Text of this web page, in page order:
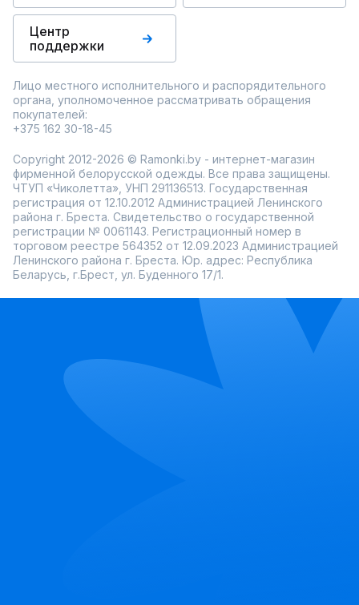
Центр
поддержки
Лицо местного исполнительного и распорядительного
органа, уполномоченное рассматривать обращения
покупателей:
+375 162 30-18-45
Copyright 2012-2026 © Ramonki.by - интернет-магазин
фирменной белорусской одежды. Все права защищены.
ЧТУП «Чиколетта», УНП 291136513. Государственная
регистрация от 12.10.2012 Администрацией Ленинского
района г. Бреста. Свидетельство о государственной
регистрации № 0061143. Регистрационный номер в
торговом реестре 564352 от 12.09.2023 Администрацией
Ленинского района г. Бреста. Юр. адрес: Республика
Беларусь, г.Брест, ул. Буденного 17/1.